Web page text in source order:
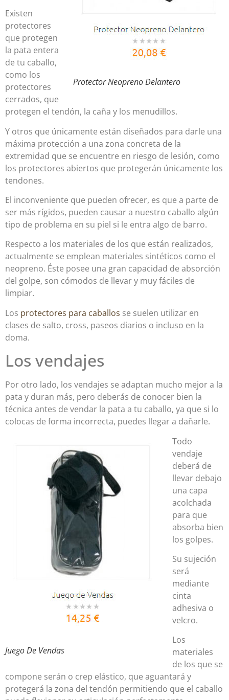
Protector Neopreno Delantero
Existen
protectores
que protegen
la pata entera
de tu caballo,
como los
protectores
cerrados, que
protegen el tendón, la caña y los menudillos.
Y otros que únicamente están diseñados para darle una
máxima protección a una zona concreta de la
extremidad que se encuentre en riesgo de lesión, como
los protectores abiertos que protegerán únicamente los
tendones.
El inconveniente que pueden ofrecer, es que a parte de
ser más rígidos, pueden causar a nuestro caballo algún
tipo de problema en su piel si le entra algo de barro.
Respecto a los materiales de los que están realizados,
actualmente se emplean materiales sintéticos como el
neopreno. Éste posee una gran capacidad de absorción
del golpe, son cómodos de llevar y muy fáciles de
limpiar.
Los protectores para caballos se suelen utilizar en
clases de salto, cross, paseos diarios o incluso en la
doma.
Los vendajes
Por otro lado, los vendajes se adaptan mucho mejor a la
pata y duran más, pero deberás de conocer bien la
técnica antes de vendar la pata a tu caballo, ya que si lo
colocas de forma incorrecta, puedes llegar a dañarle.
Juego De Vendas
Todo
vendaje
deberá de
llevar debajo
una capa
acolchada
para que
absorba bien
los golpes.
Su sujeción
será
mediante
cinta
adhesiva o
velcro.
Los
materiales
de los que se
compone serán o crep elástico, que aguantará y
protegerá la zona del tendón permitiendo que el caballo